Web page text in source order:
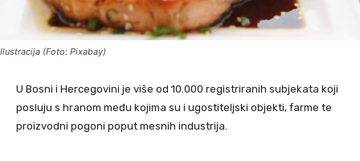
Ilustracija (Foto: Pixabay)
U Bosni i Hercegovini je više od 10.000 registriranih subjekata koji
posluju s hranom među kojima su i ugostiteljski objekti, farme te
proizvodni pogoni poput mesnih industrija.